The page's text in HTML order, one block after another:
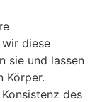
diese
sie und lassen
Körper.
des